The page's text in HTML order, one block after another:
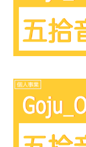
個人事業